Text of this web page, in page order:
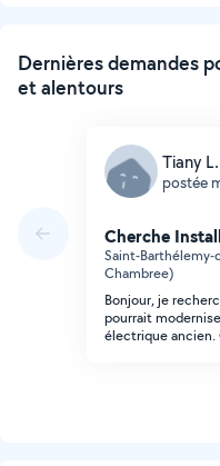
Dernières demandes
et alentours
Tiany L.
postée
Cherche
Saint-
Chambree)
Bonjour, je
pourrait
électrique